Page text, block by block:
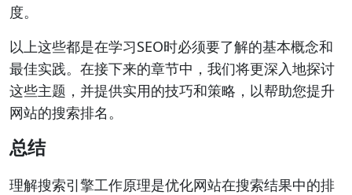
度。
以上这些都是在学习SEO时必须要了解的基本概念和
最佳实践。在接下来的章节中，我们将更深入地探讨
这些主题，并提供实用的技巧和策略，以帮助您提升
网站的搜索排名。
总结
理解搜索引擎工作原理是优化网站在搜索结果中的排